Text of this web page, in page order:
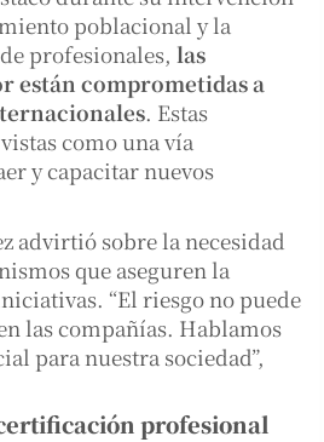
poblacional y la
profesionales, las
están comprometidas a
. Estas
como una vía
y capacitar nuevos
advirtió sobre la necesidad
que aseguren la
“El riesgo no puede
las compañías. Hablamos
para nuestra sociedad”,
profesional